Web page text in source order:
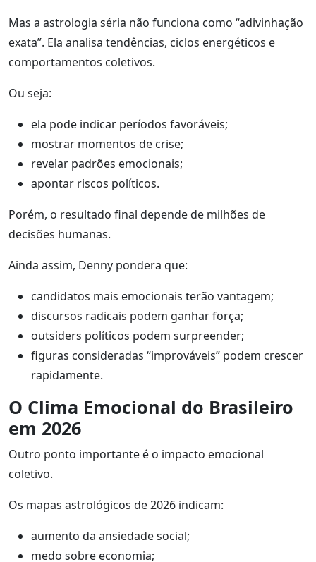
Mas a astrologia séria não funciona como “adivinhação
exata”. Ela analisa tendências, ciclos energéticos e
comportamentos coletivos.
Ou seja:
ela pode indicar períodos favoráveis;
mostrar momentos de crise;
revelar padrões emocionais;
apontar riscos políticos.
Porém, o resultado final depende de milhões de
decisões humanas.
Ainda assim, Denny pondera que:
candidatos mais emocionais terão vantagem;
discursos radicais podem ganhar força;
outsiders políticos podem surpreender;
figuras consideradas “improváveis” podem crescer
rapidamente.
O Clima Emocional do Brasileiro
em 2026
Outro ponto importante é o impacto emocional
coletivo.
Os mapas astrológicos de 2026 indicam:
aumento da ansiedade social;
medo sobre economia;